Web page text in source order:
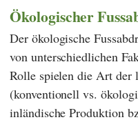
Ökologischer
Der ökologische
von unterschiedlichen
Rolle spielen die Art der
(konventionell vs.
inländische Produktion